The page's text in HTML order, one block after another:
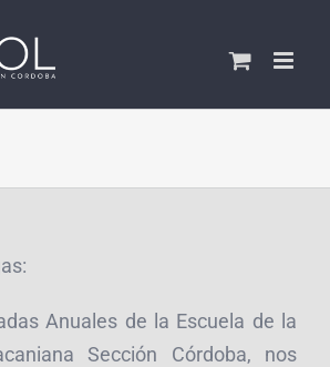
Anuales de la Escuela de la
Sección Córdoba, nos